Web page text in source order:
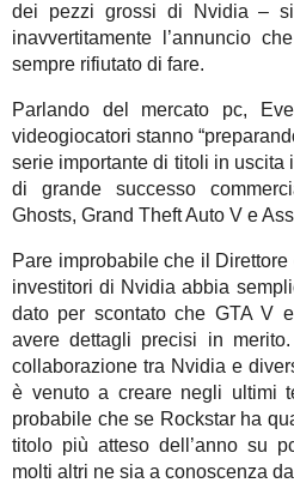
dei pezzi grossi di Nvidia –
inavvertitamente l’annuncio
sempre rifiutato di fare.
Parlando del mercato pc,
videogiocatori stanno
serie importante di titoli in uscita
di grande successo
Ghosts, Grand Theft Auto V e
Pare improbabile che il
investitori di Nvidia abbia
dato per scontato che GTA V
avere dettagli precisi in
collaborazione tra Nvidia e
è venuto a creare negli ultimi
probabile che se Rockstar ha
titolo più atteso dell’anno su
molti altri ne sia a conoscenza